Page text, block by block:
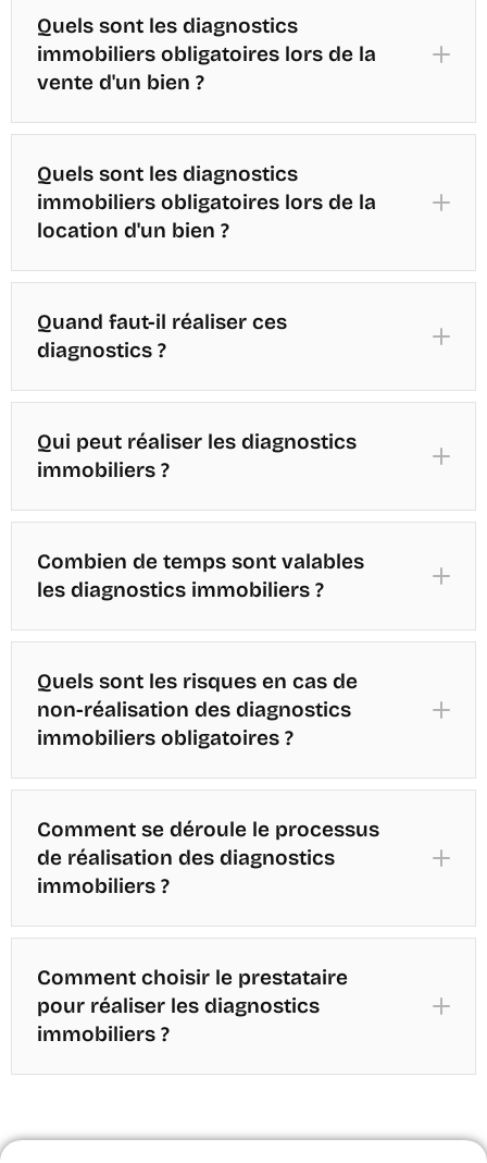
Quels sont les diagnostics
immobiliers obligatoires lors de la
vente d'un bien ?
:
Diagnostic Amiante :
État des Risques Naturels, Miniers et
État des Installations Intérieures de Gaz et
d'Électricité :
Diagnostic Termites :
État de l'Installation Intérieure d'Électricité :
Quels sont les diagnostics
immobiliers obligatoires lors de la
location d'un bien ?
Diagnostic de performance énergétique (DPE)
:
État des risques naturels, miniers et
Diagnostic amiante :
Diagnostic plomb (CREP) :
d'électricité :
Quand faut-il réaliser ces
diagnostics ?
Qui peut réaliser les diagnostics
immobiliers ?
Combien de temps sont valables
les diagnostics immobiliers ?
Quels sont les risques en cas de
non-réalisation des diagnostics
immobiliers obligatoires ?
Comment se déroule le processus
de réalisation des diagnostics
immobiliers ?
Comment choisir le prestataire
pour réaliser les diagnostics
immobiliers ?